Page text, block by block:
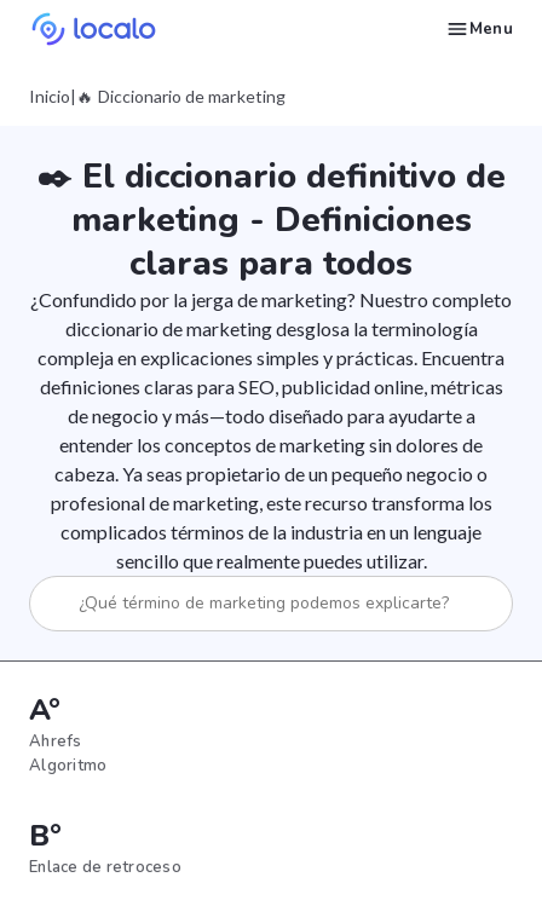
Menu
Inicio| 🔥 Diccionario de marketing
✒️ El diccionario definitivo de
marketing - Definiciones
claras para todos
¿Confundido por la jerga de marketing? Nuestro completo
diccionario de marketing desglosa la terminología
compleja en explicaciones simples y prácticas. Encuentra
definiciones claras para SEO, publicidad online, métricas
de negocio y más—todo diseñado para ayudarte a
entender los conceptos de marketing sin dolores de
cabeza. Ya seas propietario de un pequeño negocio o
profesional de marketing, este recurso transforma los
complicados términos de la industria en un lenguaje
sencillo que realmente puedes utilizar.
A°
Ahrefs
Algoritmo
B°
Enlace de retroceso